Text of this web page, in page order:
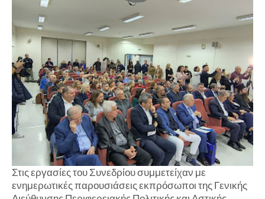
Στις εργασίες του Συνεδρίου συμμετείχαν με
ενημερωτικές παρουσιάσεις εκπρόσωποι της Γενικής